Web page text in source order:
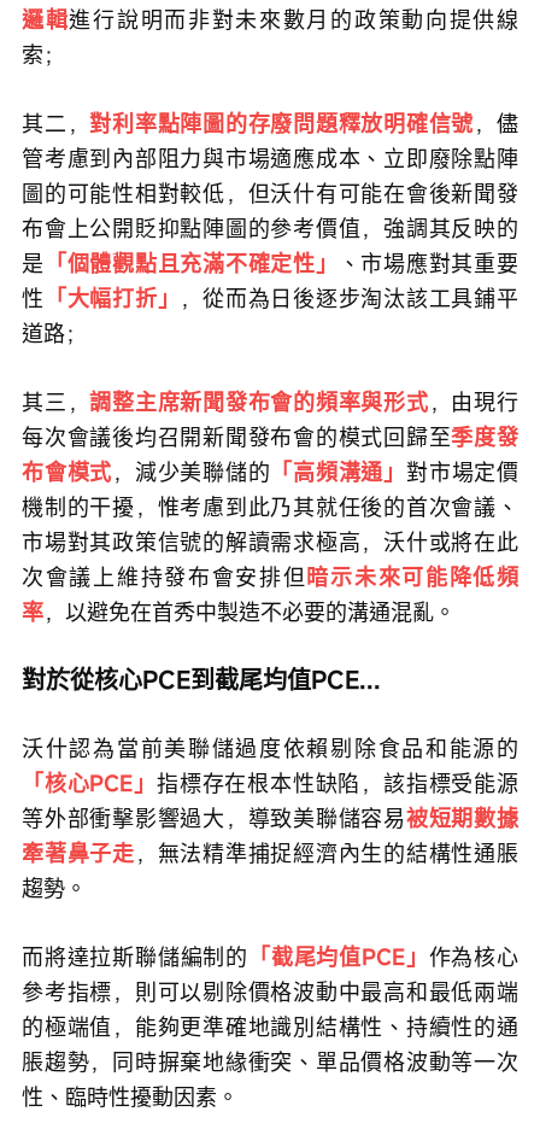
邏輯進行說明而非對未來數月的政策動向提供線
索；
其二，對利率點陣圖的存廢問題釋放明確信號，儘
管考慮到內部阻力與市場適應成本、立即廢除點陣
圖的可能性相對較低，但沃什有可能在會後新聞發
布會上公開貶抑點陣圖的參考價值，強調其反映的
是 「個體觀點且充滿不確定性」
、市場應對其重要
性 「大幅打折」 ，從而為日後逐步淘汰該工具鋪平
道路；
其三，調整主席新聞發布會的頻率與形式，由現行
每次會議後均召開新聞發布會的模式回歸至季度發
布會模式，減少美聯儲的 「高頻溝通」 對市場定價
機制的干擾，惟考慮到此乃其就任後的首次會議、
市場對其政策信號的解讀需求極高，沃什或將在此
次會議上維持發布會安排但暗示未來可能降低頻
率，以避免在首秀中製造不必要的溝通混亂。
對於從核心PCE到截尾均值PCE...
沃什認為當前美聯儲過度依賴剔除食品和能源的
「核心PCE」 指標存在根本性缺陷，該指標受能源
等外部衝擊影響過大，導致美聯儲容易被短期數據
牽著鼻子走，無法精準捕捉經濟內生的結構性通脹
趨勢。
而將達拉斯聯儲編制的 「截尾均值PCE」 作為核心
參考指標，則可以剔除價格波動中最高和最低兩端
的極端值，能夠更準確地識別結構性、持續性的通
脹趨勢，同時摒棄地緣衝突、單品價格波動等一次
性、臨時性擾動因素。